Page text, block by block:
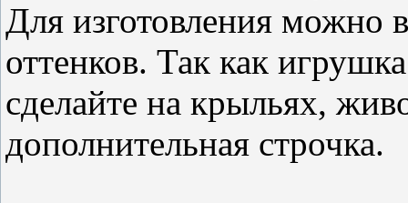
Для изготовления можно
оттенков. Так как
сделайте на крыльях,
дополнительная строчка.